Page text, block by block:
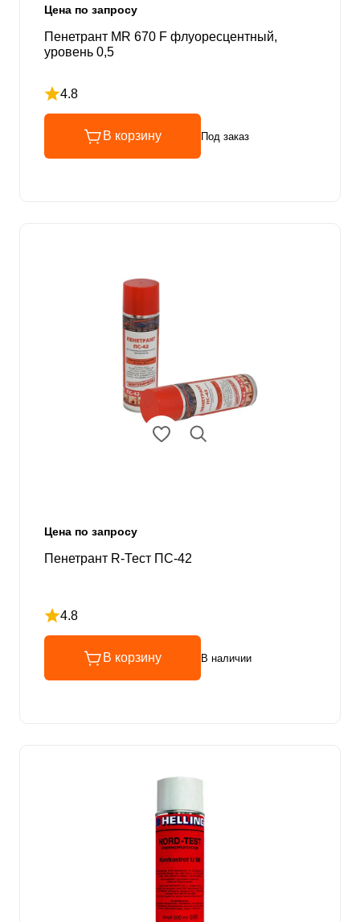
Цена по запросу
Пенетрант MR 670 F флуоресцентный,
уровень 0,5
4.8
Рейтинг 4.8 из 5
В корзину Под заказ
Цена по запросу
Пенетрант R-Тест ПС-42
4.8
Рейтинг 4.8 из 5
В корзину В наличии